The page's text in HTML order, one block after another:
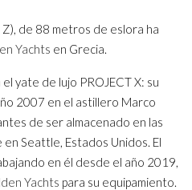
Z), de 88 metros de eslora ha
Yachts en Grecia.
yate de lujo PROJECT X: su
2007 en el astillero Marco
de ser almacenado en las
Seattle, Estados Unidos. El
en él desde el año 2019,
Yachts para su equipamiento.